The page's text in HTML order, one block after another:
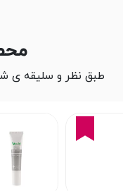
طبق نظر و سلیقه ی